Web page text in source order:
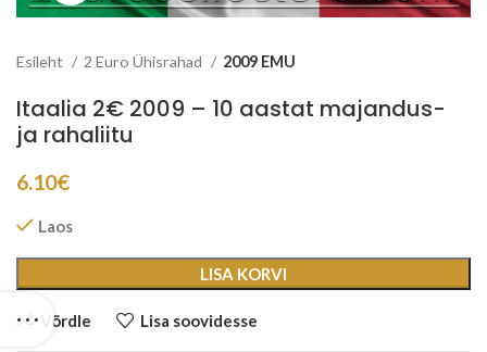
Esileht 2 Euro Ühisrahad 2009 EMU
Itaalia 2€ 2009 – 10 aastat majandus-
ja rahaliitu
6.10€
Laos
LISA KORVI
Võrdle Lisa soovidesse